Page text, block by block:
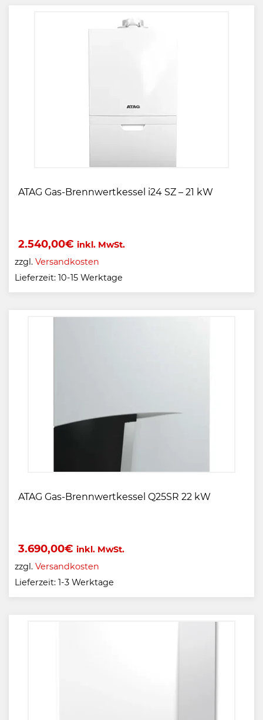
ATAG Gas-Brennwertkessel i24 SZ – 21 kW
2.540,00€ inkl. MwSt.
zzgl. Versandkosten
Lieferzeit: 10-15 Werktage
ATAG Gas-Brennwertkessel Q25SR 22 kW
3.690,00€ inkl. MwSt.
zzgl. Versandkosten
Lieferzeit: 1-3 Werktage